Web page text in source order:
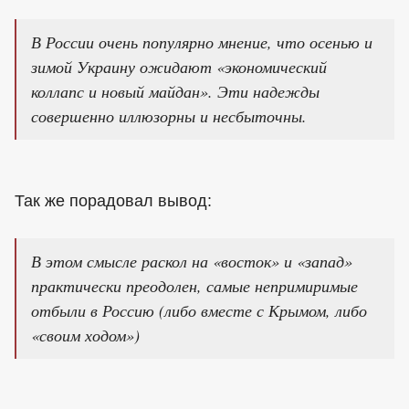
В России очень популярно мнение, что осенью и
зимой Украину ожидают «экономический
коллапс и новый майдан». Эти надежды
совершенно иллюзорны и несбыточны.
Так же порадовал вывод:
В этом смысле раскол на «восток» и «запад»
практически преодолен, самые непримиримые
отбыли в Россию (либо вместе с Крымом, либо
«своим ходом»)